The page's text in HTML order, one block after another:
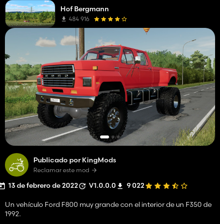
Publicado por KingMods
Reclamar este mod
13 de febrero de 2022 V1.0.0.0 9 022
Un vehículo Ford F800 muy grande con el interior de un F350 de
1992.
Hof Bergmann
484 916